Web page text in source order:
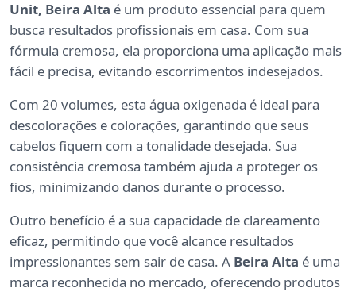
Unit, Beira Alta é um produto essencial para quem
busca resultados profissionais em casa. Com sua
fórmula cremosa, ela proporciona uma aplicação mais
fácil e precisa, evitando escorrimentos indesejados.
Com 20 volumes, esta água oxigenada é ideal para
descolorações e colorações, garantindo que seus
cabelos fiquem com a tonalidade desejada. Sua
consistência cremosa também ajuda a proteger os
fios, minimizando danos durante o processo.
Outro benefício é a sua capacidade de clareamento
eficaz, permitindo que você alcance resultados
impressionantes sem sair de casa. A Beira Alta é uma
marca reconhecida no mercado, oferecendo produtos